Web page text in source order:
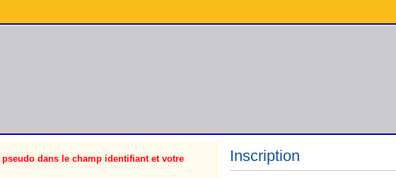
dans le champ identifiant et votre
Inscription